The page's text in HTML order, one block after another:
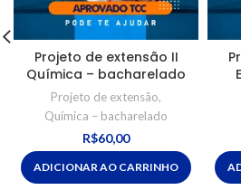
Projeto de extensão II
Química – bacharelado
Projeto de extensão,
Química – bacharelado
R$60,00
ADICIONAR AO CARRINHO